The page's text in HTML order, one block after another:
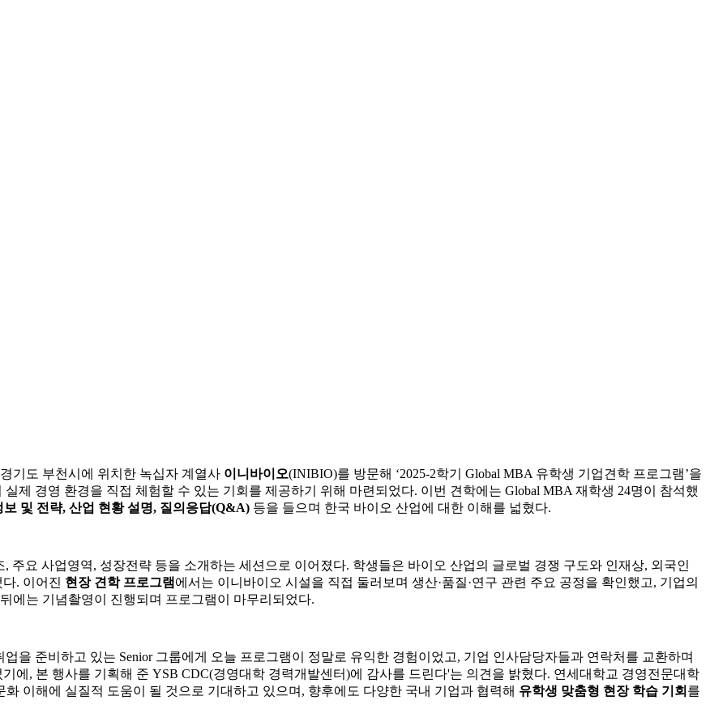
기도 부천시에 위치한 녹십자 계열사 이니바이오(INIBIO)를 방문해 ‘2025-2학기 Global MBA 유학생 기업견학 프로그램’을
제 경영 환경을 직접 체험할 수 있는 기회를 제공하기 위해 마련되었다. 이번 견학에는 Global MBA 재학생 24명이 참석했
보 및 전략, 산업 현황 설명, 질의응답(Q&A) 등을 들으며 한국 바이오 산업에 대한 이해를 넓혔다.
주요 사업영역, 성장전략 등을 소개하는 세션으로 이어졌다. 학생들은 바이오 산업의 글로벌 경쟁 구도와 인재상, 외국인
. 이어진 현장 견학 프로그램에서는 이니바이오 시설을 직접 둘러보며 생산·품질·연구 관련 주요 공정을 확인했고, 기업의
에는 기념촬영이 진행되며 프로그램이 마무리되었다.
을 준비하고 있는 Senior 그룹에게 오늘 프로그램이 정말로 유익한 경험이었고, 기업 인사담당자들과 연락처를 교환하며
에, 본 행사를 기획해 준 YSB CDC(경영대학 경력개발센터)에 감사를 드린다'는 의견을 밝혔다. 연세대학교 경영전문대학
이해에 실질적 도움이 될 것으로 기대하고 있으며, 향후에도 다양한 국내 기업과 협력해 유학생 맞춤형 현장 학습 기회 를